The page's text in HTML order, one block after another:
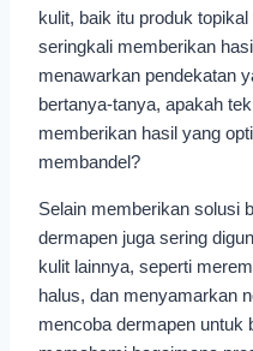
kulit, baik itu produk
seringkali memberikan
menawarkan pendekatan
bertanya-tanya, apakah
memberikan hasil yang
membandel?
Selain memberikan solusi
dermapen juga sering
kulit lainnya, seperti
halus, dan menyamarkan
mencoba dermapen untuk